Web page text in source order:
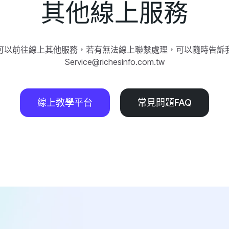
其他線上服務
以前往線上其他服務，若有無法線上聯繫處理，可以隨時告訴
Service@richesinfo.com.tw
線上教學平台 常見問題FAQ